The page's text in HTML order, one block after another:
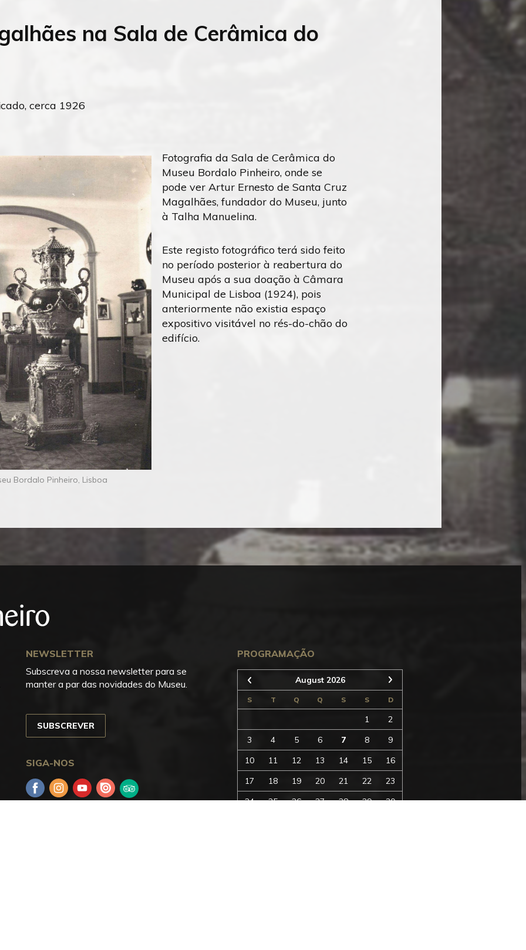
na Sala de Cerâmica do
cerca 1926
Bordalo Pinheiro, Lisboa
Fotografia da Sala de Cerâmica do
Museu Bordalo Pinheiro, onde se
pode ver Artur Ernesto de Santa Cruz
Magalhães, fundador do Museu, junto
à Talha Manuelina.
Este registo fotográfico terá sido feito
no período posterior à reabertura do
Museu após a sua doação à Câmara
Municipal de Lisboa (1924), pois
anteriormente não existia espaço
expositivo visitável no rés-do-chão do
edifício.
NEWSLETTER
Subscreva a nossa newsletter para se
manter a par das novidades do Museu.
SUBSCREVER
SIGA-NOS
FacebookInstagram
YouTube
IssuuTrip
Advisor
PROGRAMAÇÃO
Anterior August 2026 Seguinte
S T Q Q S S D
1
2
3
4 5 6 7 8
9
10
11 12 13 14 15
16
17
18 19 20 21 22
23
24
25 26 27 28 29
30